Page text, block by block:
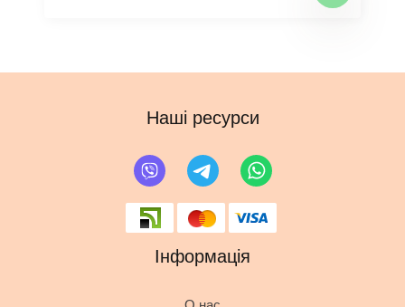
Наші ресурси
Інформація